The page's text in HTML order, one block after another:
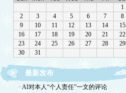
最新发布
· AI对本人“个人责任”一文的评论